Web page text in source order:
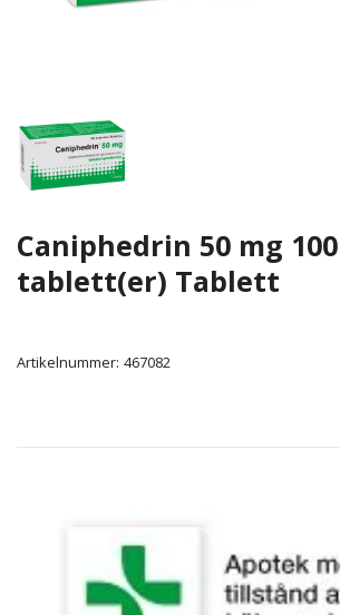
Caniphedrin 50 mg 100
tablett(er) Tablett
Artikelnummer: 467082